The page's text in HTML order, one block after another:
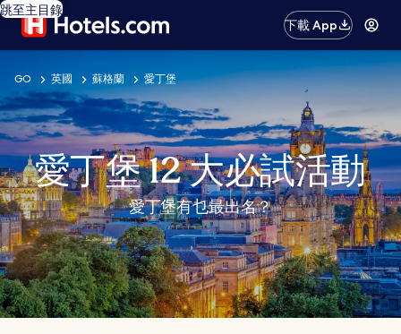
跳至主目錄
下載 App
GO 英國 蘇格蘭 愛丁堡
愛丁堡 12 大必試活動
愛丁堡有乜最出名？